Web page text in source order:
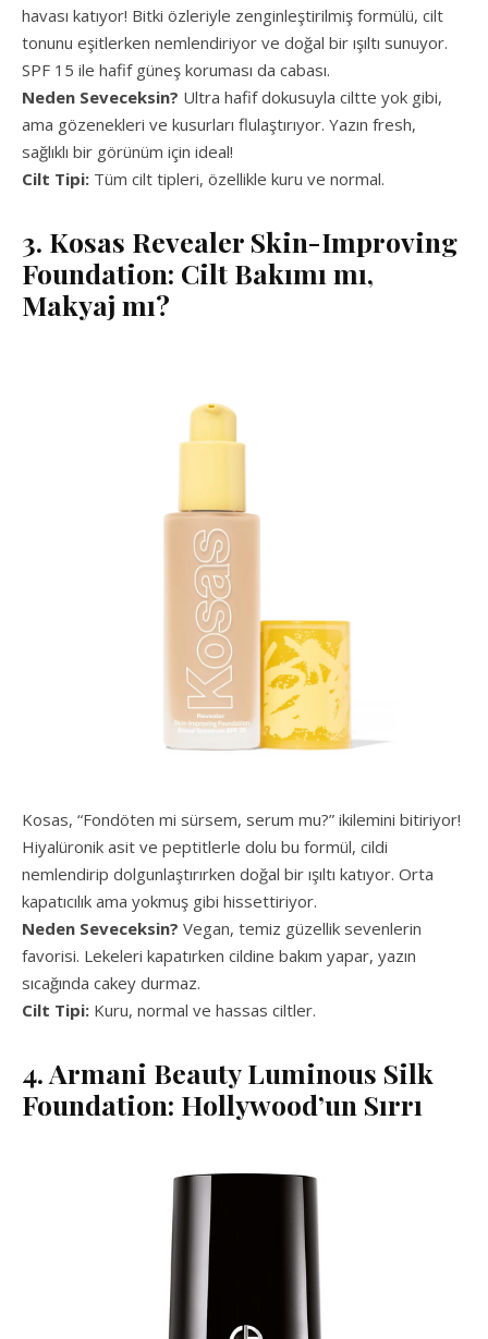
havası katıyor! Bitki özleriyle zenginleştirilmiş formülü, cilt
tonunu eşitlerken nemlendiriyor ve doğal bir ışıltı sunuyor.
SPF 15 ile hafif güneş koruması da cabası.
Neden Seveceksin? Ultra hafif dokusuyla ciltte yok gibi,
ama gözenekleri ve kusurları flulaştırıyor. Yazın fresh,
sağlıklı bir görünüm için ideal!
Cilt Tipi: Tüm cilt tipleri, özellikle kuru ve normal.
3. Kosas Revealer Skin-Improving
Foundation: Cilt Bakımı mı,
Makyaj mı?
Kosas, “Fondöten mi sürsem, serum mu?” ikilemini bitiriyor!
Hiyalüronik asit ve peptitlerle dolu bu formül, cildi
nemlendirip dolgunlaştırırken doğal bir ışıltı katıyor. Orta
kapatıcılık ama yokmuş gibi hissettiriyor.
Neden Seveceksin? Vegan, temiz güzellik sevenlerin
favorisi. Lekeleri kapatırken cildine bakım yapar, yazın
sıcağında cakey durmaz.
Cilt Tipi: Kuru, normal ve hassas ciltler.
4. Armani Beauty Luminous Silk
Foundation: Hollywood’un Sırrı